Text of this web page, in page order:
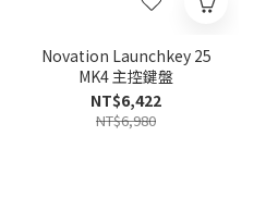
Novation Launchkey 25
MK4 主控鍵盤
NT$6,422
NT$6,980